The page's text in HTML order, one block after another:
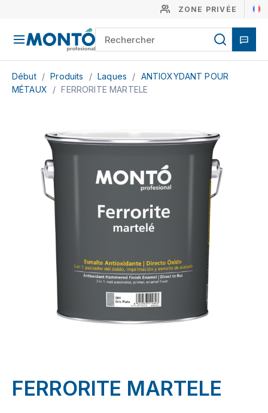
ZONE PRIVÉE
Début / Produits / Laques / ANTIOXYDANT POUR
MÉTAUX
/ FERRORITE MARTELE
FERRORITE MARTELE